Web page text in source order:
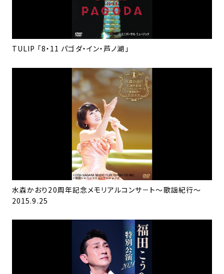
TULIP 「8・11 パゴダ・イン・芦ノ湖」
水森かおり20周年記念メモリアルコンサ－ト～歌謡紀行～
2015.9.25